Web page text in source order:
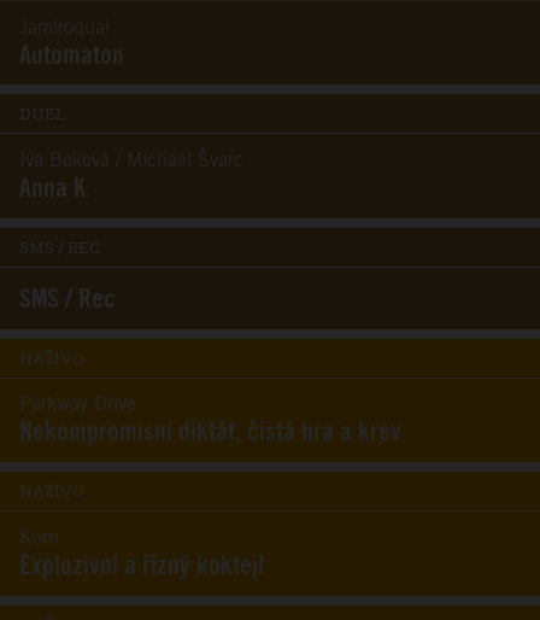
Jamiroquai
Automaton
DUEL
Iva Boková / Michael Švarc
Anna K.
SMS / REC
SMS / Rec
NAŽIVO
Parkway Drive
Nekompromisní diktát, čistá hra a krev
NAŽIVO
Korn
Explozivní a řízný koktejl